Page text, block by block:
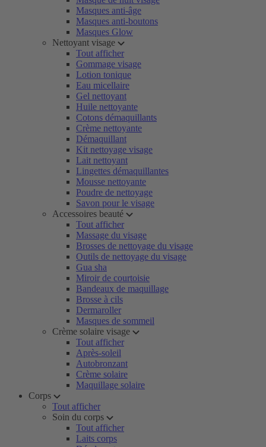
Masques anti-âge
Masques anti-boutons
Masques Glow
Nettoyant visage
Tout afficher
Gommage visage
Lotion tonique
Eau micellaire
Gel nettoyant
Huile nettoyante
Cotons démaquillants
Crème nettoyante
Démaquillant
Kit nettoyage visage
Lait nettoyant
Lingettes démaquillantes
Mousse nettoyante
Poudre de nettoyage
Savon pour le visage
Accessoires beauté
Tout afficher
Massage du visage
Brosses de nettoyage du visage
Outils de nettoyage du visage
Gua sha
Miroir de courtoisie
Bandeaux de maquillage
Brosse à cils
Dermaroller
Masques de sommeil
Crème solaire visage
Tout afficher
Après-soleil
Autobronzant
Crème solaire
Maquillage solaire
Corps
Tout afficher
Soin du corps
Tout afficher
Laits corps